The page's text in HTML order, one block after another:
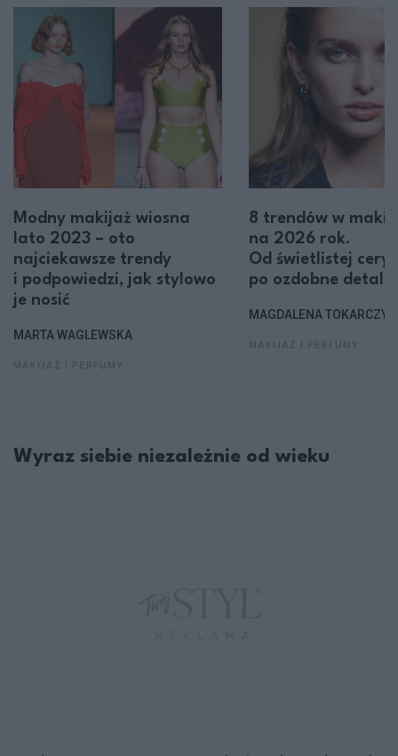
Modny makijaż wiosna
lato 2023 – oto
najciekawsze trendy
i podpowiedzi, jak stylowo
je nosić
MARTA WAGLEWSKA
8 trendów w
na 2026 rok.
Od świetlistej cery
po ozdobne detale
MAGDALENA TOKARCZYK
Wyraz siebie niezależnie od wieku